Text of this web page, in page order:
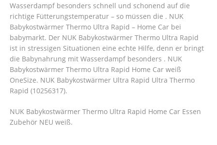
Wasserdampf besonders schnell und schonend auf die
richtige Fütterungstemperatur – so müssen die . NUK
Babykostwärmer Thermo Ultra Rapid – Home Car bei
babymarkt. Der NUK Babykostwärmer Thermo Ultra Rapid
ist in stressigen Situationen eine echte Hilfe, denn er bringt
die Babynahrung mit Wasserdampf besonders . NUK
Babykostwärmer Thermo Ultra Rapid Home Car weiß
OneSize. NUK Babykostwärmer Ultra Rapid Ultra Thermo
Rapid (10256317).
NUK Babykostwärmer Thermo Ultra Rapid Home Car Essen
Zubehör NEU weiß.